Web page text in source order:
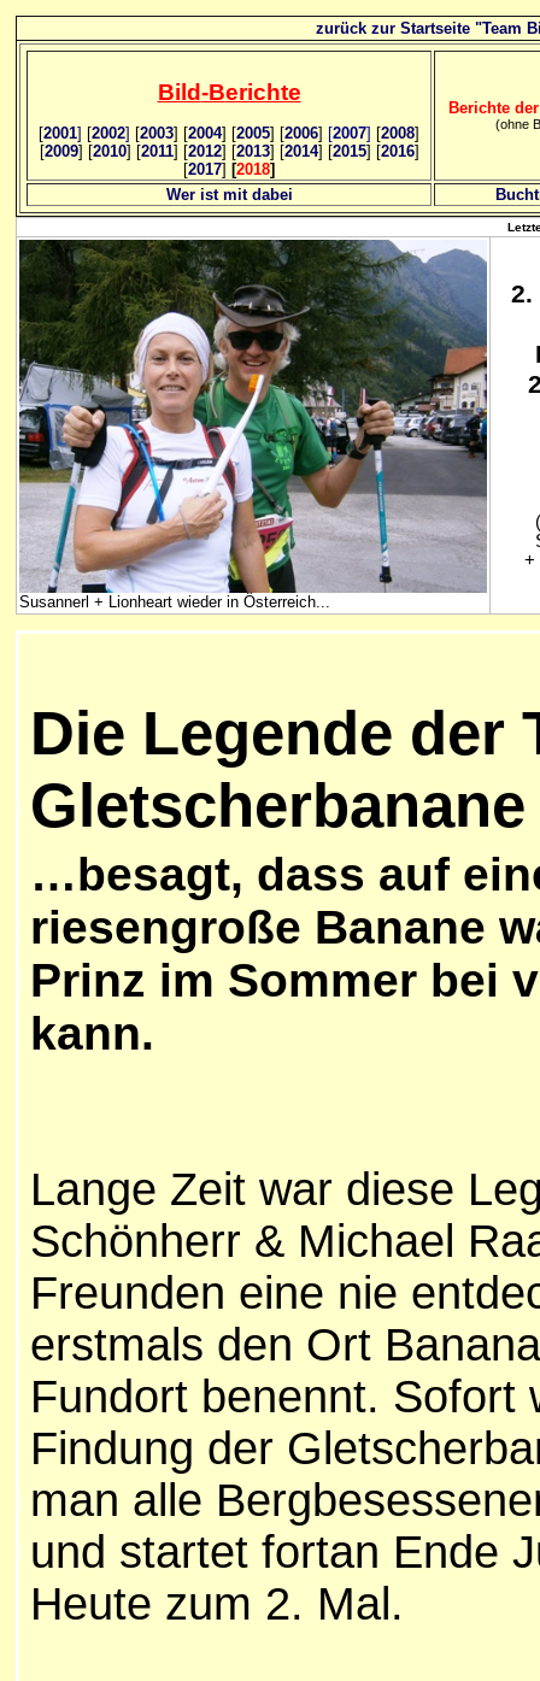
zurück zur Startseite "Team
Bild-Berichte
[2001] [2002] [2003] [2004] [2005] [2006] [2007] [2008]
[2009] [2010] [2011] [2012] [2013] [2014] [2015] [2016]
[2017] [2018]
Berichte
(ohne
Wer ist mit dabei
Susannerl + Lionheart wieder in Österreich...
2.
+
Die Legende der
Gletscherbanane
…besagt, dass auf
riesengroße Banane
Prinz im Sommer bei
kann.
Lange Zeit war diese
Schönherr & Michael
Freunden eine nie
erstmals den Ort
Fundort benennt. Sofort
Findung der
man alle
und startet fortan Ende
Heute zum 2. Mal.